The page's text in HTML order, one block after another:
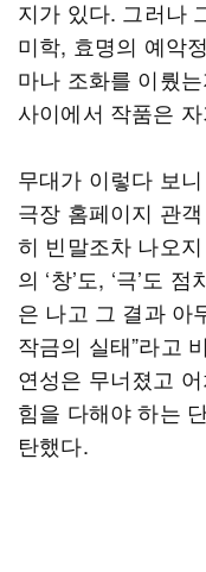
지가 있다. 그러나
미학, 효명의 예악
마나 조화를 이뤘
사이에서 작품은
무대가 이렇다 보
극장 홈페이지 관
히 빈말조차 나오
의 ‘창’도, ‘극’도
은 나고 그 결과 아
작금의 실태”라고
연성은 무너졌고
힘을 다해야 하는
탄했다.